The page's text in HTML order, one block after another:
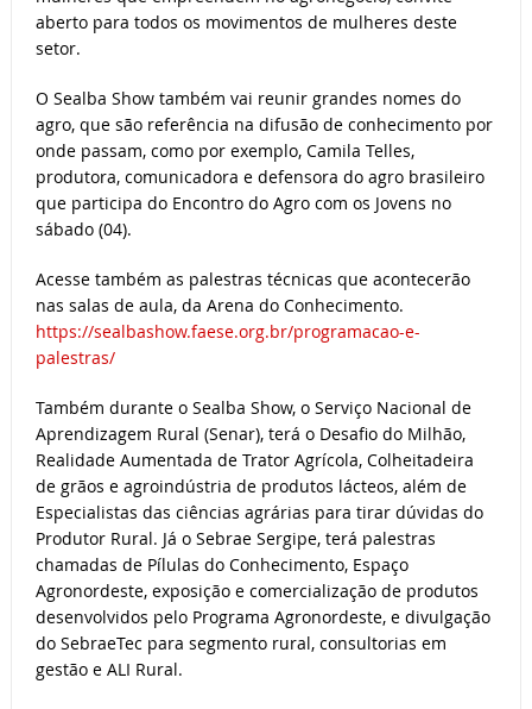
aberto para todos os movimentos de mulheres deste
setor.
O Sealba Show também vai reunir grandes nomes do
agro, que são referência na difusão de conhecimento por
onde passam, como por exemplo, Camila Telles,
produtora, comunicadora e defensora do agro brasileiro
que participa do Encontro do Agro com os Jovens no
sábado (04).
Acesse também as palestras técnicas que acontecerão
nas salas de aula, da Arena do Conhecimento.
https://sealbashow.faese.org.br/programacao-e-
palestras/
Também durante o Sealba Show, o Serviço Nacional de
Aprendizagem Rural (Senar), terá o Desafio do Milhão,
Realidade Aumentada de Trator Agrícola, Colheitadeira
de grãos e agroindústria de produtos lácteos, além de
Especialistas das ciências agrárias para tirar dúvidas do
Produtor Rural. Já o Sebrae Sergipe, terá palestras
chamadas de Pílulas do Conhecimento, Espaço
Agronordeste, exposição e comercialização de produtos
desenvolvidos pelo Programa Agronordeste, e divulgação
do SebraeTec para segmento rural, consultorias em
gestão e ALI Rural.